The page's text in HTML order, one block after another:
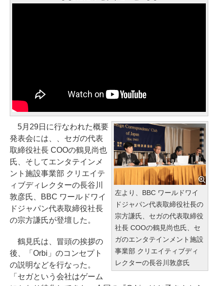
左より、BBC ワールドワイ
ドジャパン代表取締役社長の
宗方謙氏、セガの代表取締役
社長 COOの鶴見尚也氏、セ
ガのエンタテインメント施設
事業部 クリエイティブディ
レクターの長谷川敦彦氏
5月29日に行なわれた概要
発表会には、、セガの代表
取締役社長 COOの鶴見尚也
氏、そしてエンタテインメ
ント施設事業部 クリエイテ
ィブディレクターの長谷川
敦彦氏、BBC ワールドワイ
ドジャパン代表取締役社長
の宗方謙氏が登壇した。
鶴見氏は、冒頭の挨拶の
後、「Orbi」のコンセプト
の説明などを行なった。
「セガという会社はゲーム